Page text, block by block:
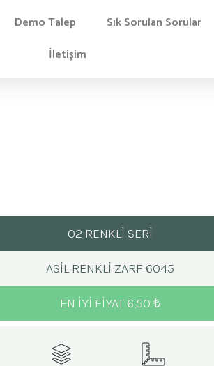
Demo Talep
Sık Sorulan Sorular
İletişim
02 RENKLİ SERİ
ASIL RENKLI ZARF 6045
EN IYI FIYAT 6,50 ₺